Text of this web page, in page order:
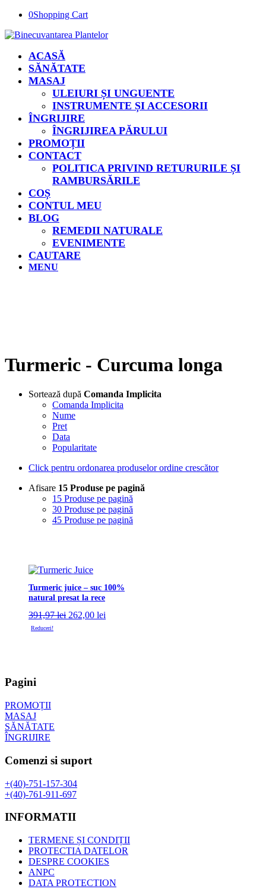
0Shopping Cart
ACASĂ
SĂNĂTATE
MASAJ
ULEIURI ȘI UNGUENTE
INSTRUMENTE ȘI ACCESORII
ÎNGRIJIRE
ÎNGRIJIREA PĂRULUI
PROMOȚII
CONTACT
POLITICA PRIVIND RETURURILE ȘI
RAMBURSĂRILE
COȘ
CONTUL MEU
BLOG
REMEDII NATURALE
EVENIMENTE
CAUTARE
MENU
Turmeric - Curcuma longa
Sortează după Comanda Implicita
Comanda Implicita
Nume
Pret
Data
Popularitate
Click pentru ordonarea produselor ordine crescător
Afisare 15 Produse pe pagină
15 Produse pe pagină
30 Produse pe pagină
45 Produse pe pagină
Turmeric juice – suc 100%
natural presat la rece
391,97lei Prețul
262,00 lei
Reduceri!
Pagini
PROMOȚII
MASAJ
SĂNĂTATE
ÎNGRIJIRE
Comenzi si suport
+(40)-751-157-304
+(40)-761-911-697
INFORMATII
TERMENE ȘI CONDIȚII
PROTECTIA DATELOR
DESPRE COOKIES
ANPC
DATA PROTECTION